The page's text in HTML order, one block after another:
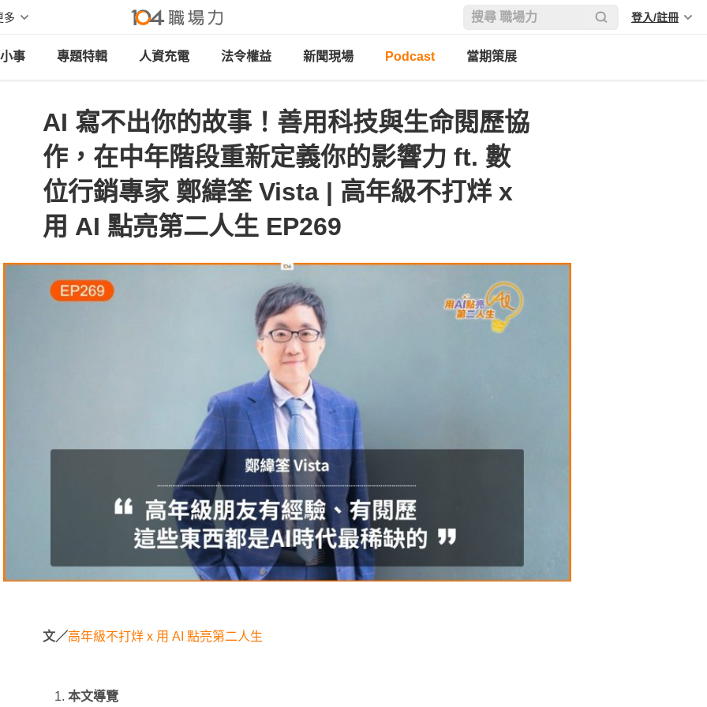
多 登入/註冊
事 專題特輯 人資充電 法令權益 新聞現場 Podcast 當期策展
AI 寫不出你的故事！善用科技與生命閱歷協
作，在中年階段重新定義你的影響力 ft. 數
位行銷專家 鄭緯筌 Vista | 高年級不打烊 x
用 AI 點亮第二人生 EP269
文／高年級不打烊 x 用 AI 點亮第二人生
本文導覽